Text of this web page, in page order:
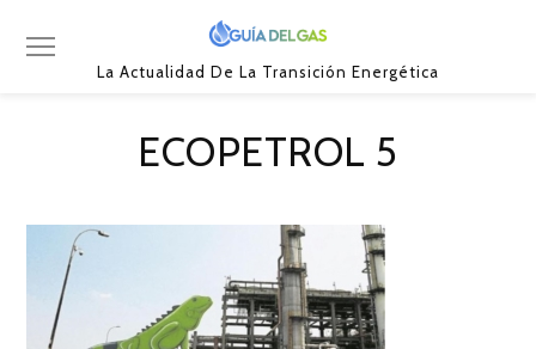
La Actualidad De La Transición Energética
ECOPETROL 5